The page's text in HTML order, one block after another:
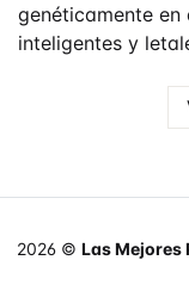
genéticamente
inteligentes y
2026 © Las Mejores